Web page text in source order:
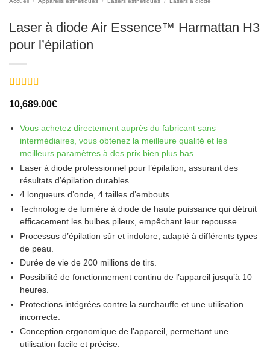
Laser à diode Air Essence™ Harmattan H3
pour l’épilation
basé sur
client
10,689.00€
Vous achetez directement auprès du fabricant sans
intermédiaires, vous obtenez la meilleure qualité et les
meilleurs paramètres à des prix bien plus bas
Laser à diode professionnel pour l’épilation, assurant des
résultats d’épilation durables.
4 longueurs d’onde, 4 tailles d’embouts.
Technologie de lumière à diode de haute puissance qui détruit
efficacement les bulbes pileux, empêchant leur repousse.
Processus d’épilation sûr et indolore, adapté à différents types
de peau.
Durée de vie de 200 millions de tirs.
Possibilité de fonctionnement continu de l’appareil jusqu’à 10
heures.
Protections intégrées contre la surchauffe et une utilisation
incorrecte.
Conception ergonomique de l’appareil, permettant une
utilisation facile et précise.